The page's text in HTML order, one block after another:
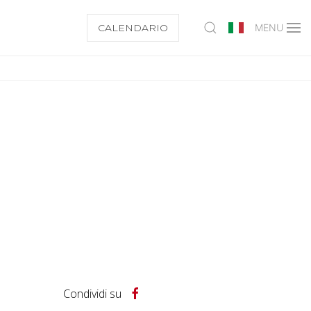
CALENDARIO MENU
Condividi su